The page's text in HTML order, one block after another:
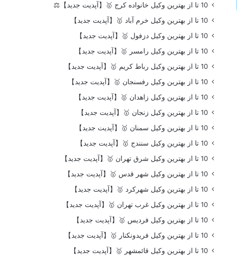
10 تا از بهترین وکیل خانواده کرج 🥇【آپدیت جدید】⚖️
10 تا از بهترین وکیل خرم آباد 🥇【آپدیت جدید】
10 تا از بهترین وکیل دزفول 🥇【آپدیت جدید】
10 تا از بهترین وکیل رامسر 🥇【آپدیت جدید】
10 تا از بهترین وکیل رباط کریم 🥇【آپدیت جدید】
10 تا از بهترین وکیل رفسنجان 🥇【آپدیت جدید】
10 تا از بهترین وکیل زاهدان 🥇【آپدیت جدید】
10 تا از بهترین وکیل زنجان 🥇【آپدیت جدید】
10 تا از بهترین وکیل سمنان 🥇【آپدیت جدید】
10 تا از بهترین وکیل سنندج 🥇【آپدیت جدید】
10 تا از بهترین وکیل شرق تهران 🥇【آپدیت جدید】
10 تا از بهترین وکیل شهر قدس 🥇【آپدیت جدید】
10 تا از بهترین وکیل شهرکرد 🥇【آپدیت جدید】
10 تا از بهترین وکیل غرب تهران 🥇【آپدیت جدید】
10 تا از بهترین وکیل فردیس 🥇【آپدیت جدید】
10 تا از بهترین وکیل فریدونکنار 🥇【آپدیت جدید】
10 تا از بهترین وکیل قائمشهر 🥇【آپدیت جدید】